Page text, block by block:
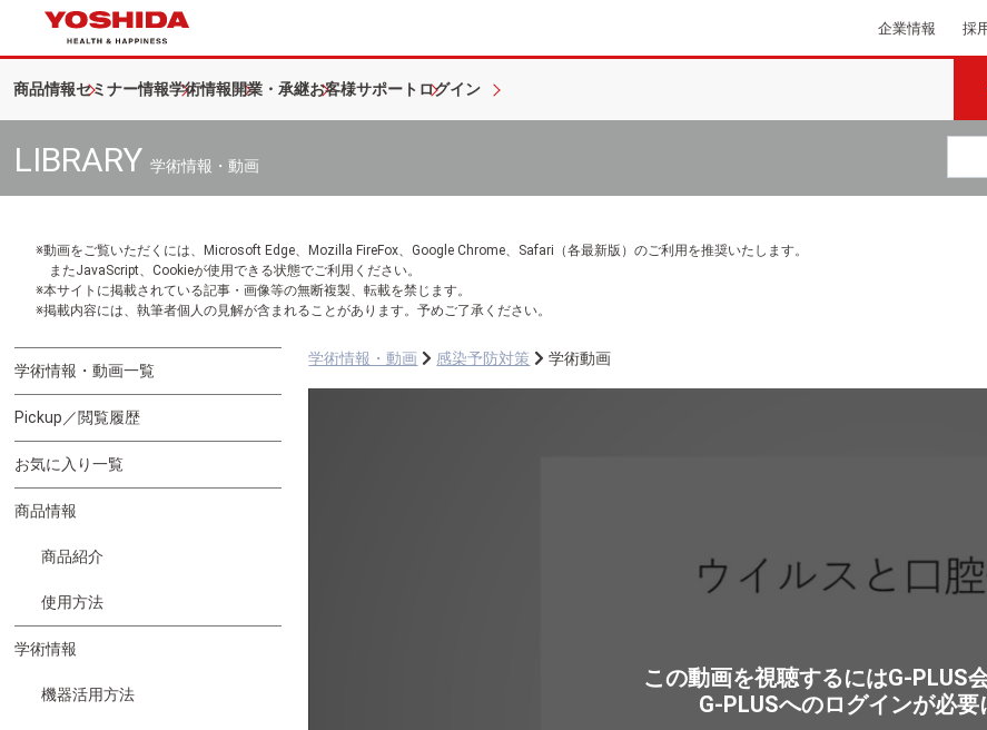
企業情報 採
商品情報セミナー情報学術情報開業・承継お客様サポート ログイン
LIBRARY 学術情報・動画
※動画をご覧いただくには、Microsoft Edge、Mozilla FireFox、Google Chrome、Safari（各最新版）のご利用を推奨いたします。
またJavaScript、Cookieが使用できる状態でご利用ください。
※本サイトに掲載されている記事・画像等の無断複製、転載を禁じます。
※掲載内容には、執筆者個人の見解が含まれることがあります。予めご了承ください。
学術情報・動画一覧
Pickup／閲覧履歴
お気に入り一覧
商品情報
商品紹介
使用方法
学術情報
機器活用方法
学術情報・動画 感染予防対策 学術動画
この動画を視聴するにはG-PLUS
G-PLUSへのログインが必